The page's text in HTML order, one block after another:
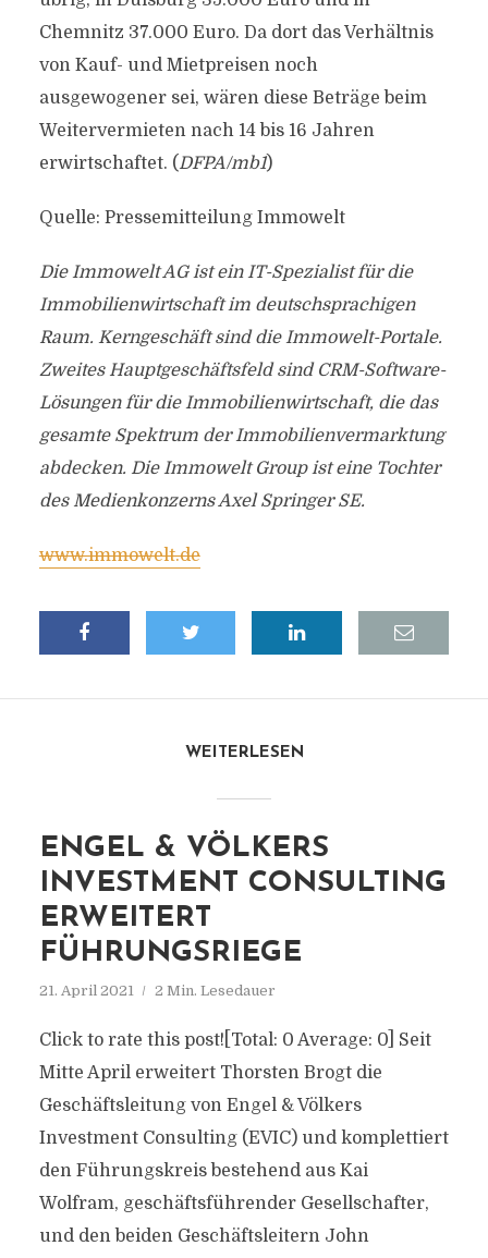
Chemnitz 37.000 Euro. Da dort das Verhältnis
von Kauf- und Mietpreisen noch
ausgewogener sei, wären diese Beträge beim
Weitervermieten nach 14 bis 16 Jahren
erwirtschaftet. (DFPA/mb1)
Quelle: Pressemitteilung Immowelt
Die Immowelt AG ist ein IT-Spezialist für die
Immobilienwirtschaft im deutschsprachigen
Raum. Kerngeschäft sind die Immowelt-Portale.
Zweites Hauptgeschäftsfeld sind CRM-Software-
Lösungen für die Immobilienwirtschaft, die das
gesamte Spektrum der Immobilienvermarktung
abdecken. Die Immowelt Group ist eine Tochter
des Medienkonzerns Axel Springer SE.
www.immowelt.de
WEITERLESEN
ENGEL & VÖLKERS
INVESTMENT CONSULTING
ERWEITERT
FÜHRUNGSRIEGE
21. April 2021 2 Min. Lesedauer
Click to rate this post![Total: 0 Average: 0] Seit
Mitte April erweitert Thorsten Brogt die
Geschäftsleitung von Engel & Völkers
Investment Consulting (EVIC) und komplettiert
den Führungskreis bestehend aus Kai
Wolfram, geschäftsführender Gesellschafter,
und den beiden Geschäftsleitern John